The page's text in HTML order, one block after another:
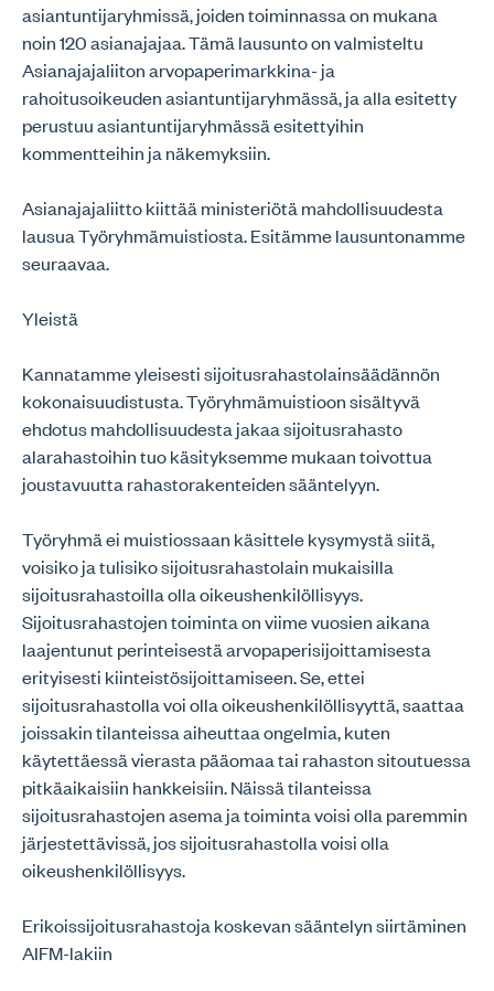
asiantuntijaryhmissä, joiden toiminnassa on mukana
noin 120 asianajajaa. Tämä lausunto on valmisteltu
Asianajajaliiton arvopaperimarkkina- ja
rahoitusoikeuden asiantuntijaryhmässä, ja alla esitetty
perustuu asiantuntijaryhmässä esitettyihin
kommentteihin ja näkemyksiin.
Asianajajaliitto kiittää ministeriötä mahdollisuudesta
lausua Työryhmämuistiosta. Esitämme lausuntonamme
seuraavaa.
Yleistä
Kannatamme yleisesti sijoitusrahastolainsäädännön
kokonaisuudistusta. Työryhmämuistioon sisältyvä
ehdotus mahdollisuudesta jakaa sijoitusrahasto
alarahastoihin tuo käsityksemme mukaan toivottua
joustavuutta rahastorakenteiden sääntelyyn.
Työryhmä ei muistiossaan käsittele kysymystä siitä,
voisiko ja tulisiko sijoitusrahastolain mukaisilla
sijoitusrahastoilla olla oikeushenkilöllisyys.
Sijoitusrahastojen toiminta on viime vuosien aikana
laajentunut perinteisestä arvopaperisijoittamisesta
erityisesti kiinteistösijoittamiseen. Se, ettei
sijoitusrahastolla voi olla oikeushenkilöllisyyttä, saattaa
joissakin tilanteissa aiheuttaa ongelmia, kuten
käytettäessä vierasta pääomaa tai rahaston sitoutuessa
pitkäaikaisiin hankkeisiin. Näissä tilanteissa
sijoitusrahastojen asema ja toiminta voisi olla paremmin
järjestettävissä, jos sijoitusrahastolla voisi olla
oikeushenkilöllisyys.
Erikoissijoitusrahastoja koskevan sääntelyn siirtäminen
AIFM-lakiin